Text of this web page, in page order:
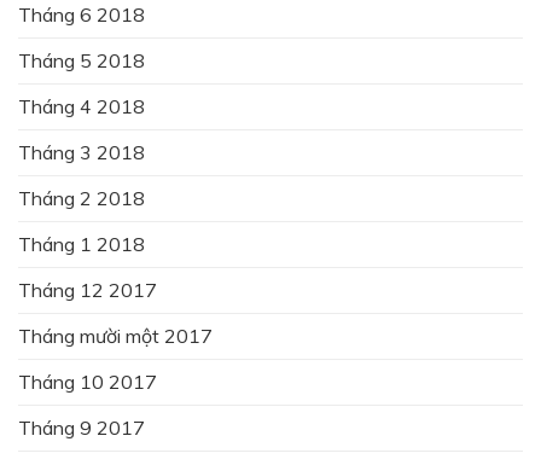
Tháng 6 2018
Tháng 5 2018
Tháng 4 2018
Tháng 3 2018
Tháng 2 2018
Tháng 1 2018
Tháng 12 2017
Tháng mười một 2017
Tháng 10 2017
Tháng 9 2017